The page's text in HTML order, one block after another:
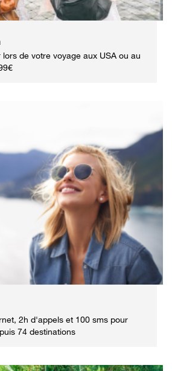
de votre voyage aux USA ou au
2h d'appels et 100 sms pour
74 destinations